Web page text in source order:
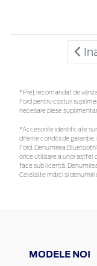
*Preţ recomandat de
Ford pentru costuri
necesare piese
*Accesoriile identificate
diferite condiții de
Ford. Denumirea
orice utilizare a unor astfel
face sub licență.
Celelalte mărci și denumiri
MODELE NOI